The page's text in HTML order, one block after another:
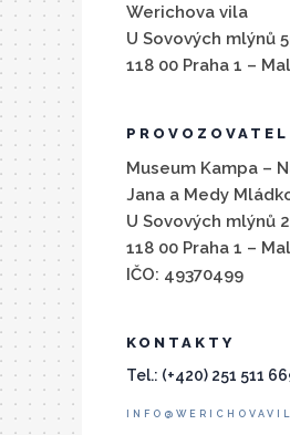
Werichova vila
U Sovových mlýnů
118 00 Praha 1 –
PROVOZOVATEL
Museum Kampa –
Jana a Medy
U Sovových mlýnů 2
118 00 Praha 1 –
IČO: 49370499
KONTAKTY
Tel.: (+420) 251 511